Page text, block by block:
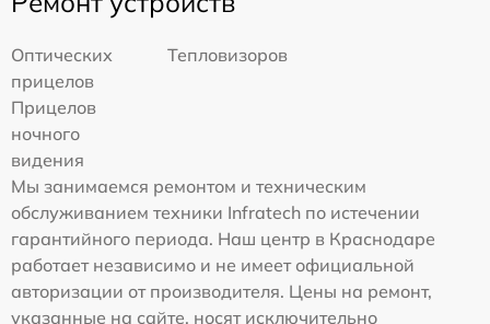
Оптических
прицелов
Тепловизоров
Прицелов
ночного
видения
Мы занимаемся ремонтом и техническим
обслуживанием техники Infratech по истечении
гарантийного периода. Наш центр в Краснодаре
работает независимо и не имеет официальной
авторизации от производителя. Цены на ремонт,
указанные на сайте, носят исключительно